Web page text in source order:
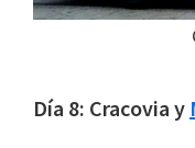
Día 8: Cracovia y